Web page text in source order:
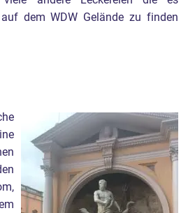
dem WDW Gelände zu finden